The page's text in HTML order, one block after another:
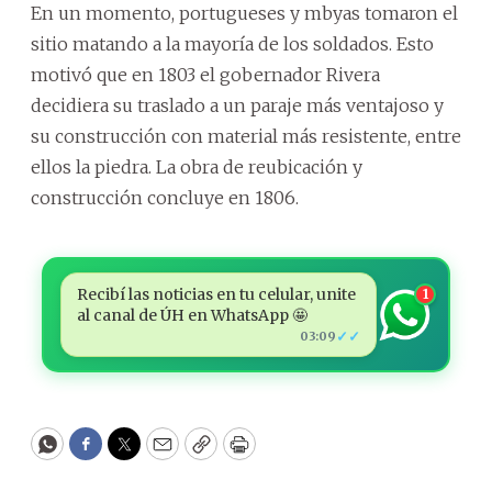
En un momento, portugueses y mbyas tomaron el
sitio matando a la mayoría de los soldados. Esto
motivó que en 1803 el gobernador Rivera
decidiera su traslado a un paraje más ventajoso y
su construcción con material más resistente, entre
ellos la piedra. La obra de reubicación y
construcción concluye en 1806.
Recibí las noticias en tu celular, unite
al canal de ÚH en WhatsApp 🤩
03:09 ✓✓
1
WhatsApp
Facebook
Twitter
EmailCopyPrint